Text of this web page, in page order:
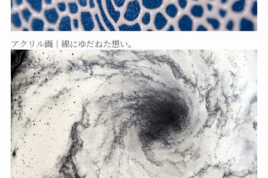
アクリル画｜線にゆだねた想い。